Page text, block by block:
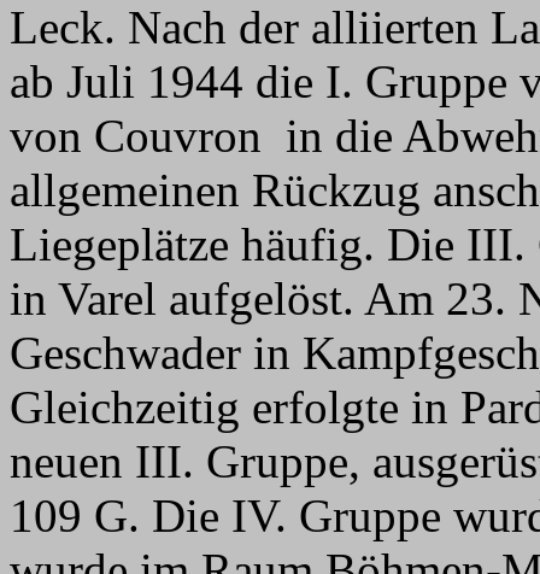
Leck. Nach der alliierten
ab Juli 1944 die I. Gruppe
von Couvron in die
allgemeinen Rückzug
Liegeplätze häufig. Die III.
in Varel aufgelöst. Am 23.
Geschwader in
Gleichzeitig erfolgte in
neuen III. Gruppe,
109 G. Die IV. Gruppe